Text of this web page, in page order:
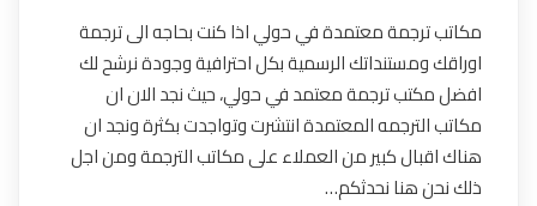
مكاتب ترجمة معتمدة في حولي اذا كنت بحاجه الى ترجمة
اوراقك ومستنداتك الرسمية بكل احترافية وجودة نرشح لك
افضل مكتب ترجمة معتمد في حولي، حيث نجد الان ان
مكاتب الترجمه المعتمدة انتشرت وتواجدت بكثرة ونجد ان
هناك اقبال كبير من العملاء على مكاتب الترجمة ومن اجل
ذلك نحن هنا نحدثكم…